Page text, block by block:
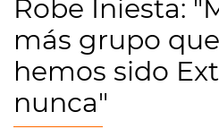
Robe Iniesta:
más grupo
hemos sido
nunca"